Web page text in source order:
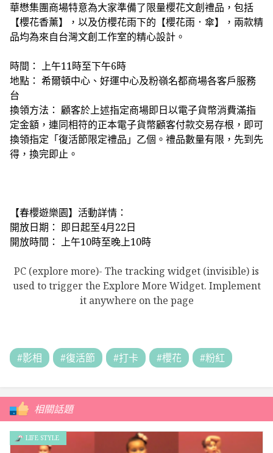
華懋集團商場特意為大家準備了限量櫻花文創禮品，包括
【櫻花香薰】
，以及仿櫻花雨下的 【櫻花雨．傘】
，兩款精
品均為來自台灣文創工作室的精心設計。
時間： 上午11時至下午6時
地點： 希爾頓中心、好運中心及粉嶺名都商場各客戶服務
台
換領方法： 顧客於上述指定商場即日以電子貨幣消費滿指
定金額，連同相符的正本電子貨幣顧客付款交易存根，即可
換領指定「復活節限定禮品」乙個。禮品數量有限，先到先
得，換完即止。
【春櫻遊樂園】活動詳情：
開放日期： 即日起至4月22日
開放時間： 上午10時至晚上10時
PC (explore more)- The tracking widget (invisible) is
used to trigger the Explore More Widget. Implement
it anywhere on the page
#影相 #復活節 #打卡 #櫻花 #粉紅
相關話題
LIFE STYLE